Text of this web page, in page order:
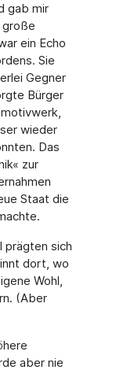
gab mir
große
ein Echo
Sie
Gegner
Bürger
wieder
Das
zur
Staat die
prägten sich
dort, wo
Wohl,
(Aber
aber nie